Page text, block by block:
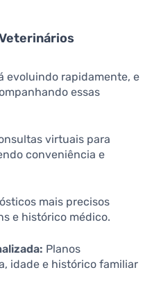
evoluindo rapidamente, e
essas
virtuais para
conveniência e
mais precisos
e histórico médico.
Planos
idade e histórico familiar